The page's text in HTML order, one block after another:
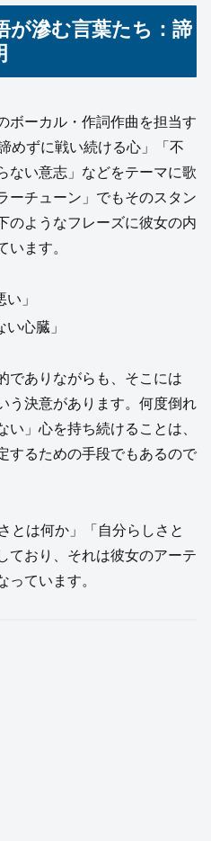
が滲む言葉たち：諦
ボーカル・作詞作曲を担当す
めずに戦い続ける心」「不
ない意志」などをテーマに歌
ーチューン」でもそのスタン
のようなフレーズに彼女の内
います。
」
い心臓」
でありながらも、そこには
う決意があります。何度倒れ
」心を持ち続けることは、
するための手段でもあるので
とは何か」「自分らしさと
ており、それは彼女のアーテ
っています。